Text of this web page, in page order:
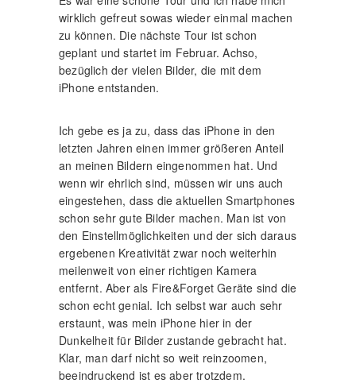
wirklich gefreut sowas wieder einmal machen
zu können. Die nächste Tour ist schon
geplant und startet im Februar. Achso,
bezüglich der vielen Bilder, die mit dem
iPhone entstanden.
Ich gebe es ja zu, dass das iPhone in den
letzten Jahren einen immer größeren Anteil
an meinen Bildern eingenommen hat. Und
wenn wir ehrlich sind, müssen wir uns auch
eingestehen, dass die aktuellen Smartphones
schon sehr gute Bilder machen. Man ist von
den Einstellmöglichkeiten und der sich daraus
ergebenen Kreativität zwar noch weiterhin
meilenweit von einer richtigen Kamera
entfernt. Aber als Fire&Forget Geräte sind die
schon echt genial. Ich selbst war auch sehr
erstaunt, was mein iPhone hier in der
Dunkelheit für Bilder zustande gebracht hat.
Klar, man darf nicht so weit reinzoomen,
beeindruckend ist es aber trotzdem.